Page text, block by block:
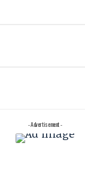
- Advertisement -